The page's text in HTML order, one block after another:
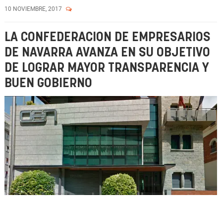
10 NOVIEMBRE, 2017
LA CONFEDERACION DE EMPRESARIOS
DE NAVARRA AVANZA EN SU OBJETIVO
DE LOGRAR MAYOR TRANSPARENCIA Y
BUEN GOBIERNO